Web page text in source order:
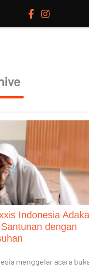
Indonesia
dengan
menggelar acara